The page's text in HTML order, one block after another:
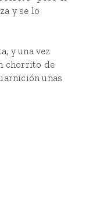
y se lo
y una vez
chorrito de
unas